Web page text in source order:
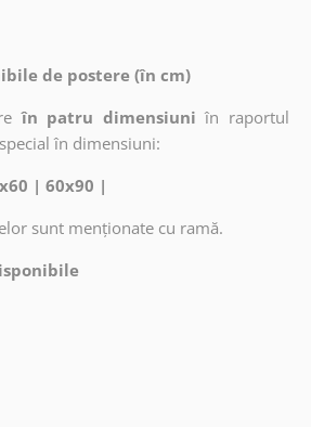
de postere (în cm)
în patru dimensiuni în raportul
în dimensiuni:
| 60x90 |
sunt menționate cu ramă.